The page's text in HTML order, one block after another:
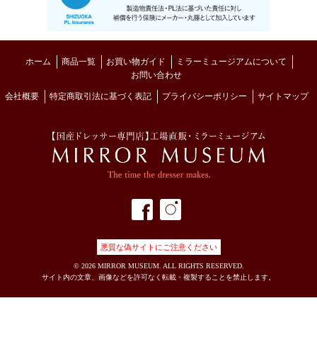
ホーム 商品一覧 お買い物ガイド
ミラーミュージアムについて
お問い合わせ
会社概要 特定商取引法に基づく表記 プライバシーポリシー サイトマップ
フェイスブック
悪質な偽サイトにご注意ください
© 2026 MIRROR MUSEUM. ALL RIGHTS RESERVED.
サイト内の文章、画像などを許可なく転載・複製することを禁止します。